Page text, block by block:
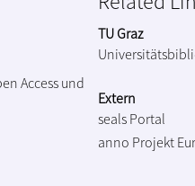
Access und
TU Graz
Extern
seals Portal
anno Projekt